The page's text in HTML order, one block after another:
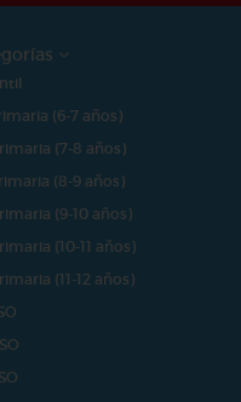
(6-7 años)
(7-8 años)
(8-9 años)
(9-10 años)
(10-11 años)
(11-12 años)